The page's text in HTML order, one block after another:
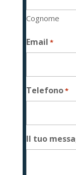
Cognome
Email *
Telefono*
Il tuo